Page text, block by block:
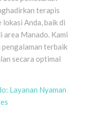
terapis
Anda, baik di
area Manado. Kami
terbaik
secara optimal
Layanan Nyaman